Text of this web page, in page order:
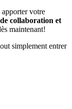
apporter votre
collaboration et
maintenant!
simplement entrer